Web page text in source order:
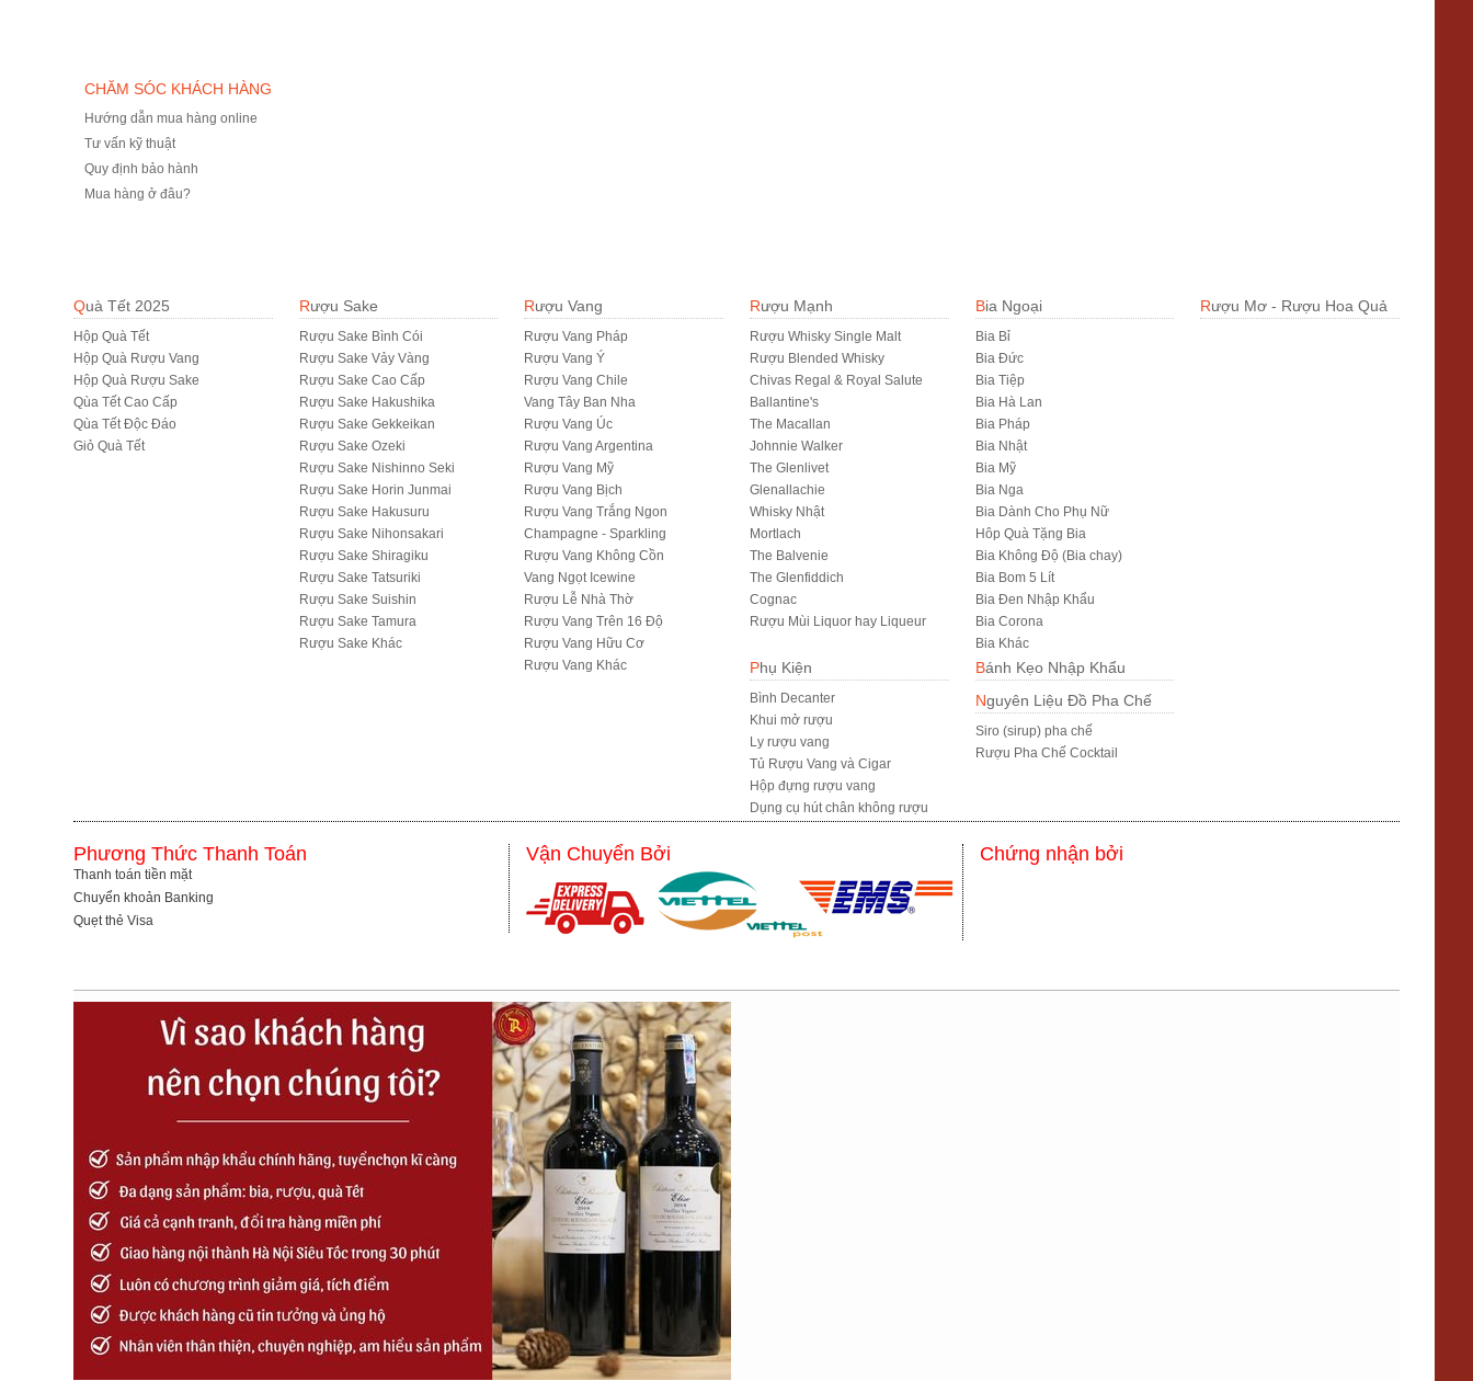
CHĂM SÓC KHÁCH HÀNG
Hướng dẫn mua hàng online
Tư vấn kỹ thuật
Quy định bảo hành
Mua hàng ở đâu?
Quà Tết 2025
Hộp Quà Tết
Hộp Quà Rượu Vang
Hộp Quà Rượu Sake
Qùa Tết Cao Cấp
Qùa Tết Độc Đáo
Giỏ Quà Tết
Rượu Sake
Rượu Sake Bình Cói
Rượu Sake Vảy Vàng
Rượu Sake Cao Cấp
Rượu Sake Hakushika
Rượu Sake Gekkeikan
Rượu Sake Ozeki
Rượu Sake Nishinno Seki
Rượu Sake Horin Junmai
Rượu Sake Hakusuru
Rượu Sake Nihonsakari
Rượu Sake Shiragiku
Rượu Sake Tatsuriki
Rượu Sake Suishin
Rượu Sake Tamura
R­ượu Sake Khác
Rượu Vang
Rượu Vang Pháp
Rượu Vang Ý
Rượu Vang Chile
Vang Tây Ban Nha
Rượu Vang Úc
Rượu Vang Argentina
Rượu Vang Mỹ
Rượu Vang Bịch
Rượu Vang Trắng Ngon
Champagne - Sparkling
Rượu Vang Không Cồn
Vang Ngọt Icewine
Rượu Lễ Nhà Thờ
Rượu Vang Trên 16 Độ
Rượu Vang Hữu Cơ
Rượu Vang Khác
Rượu Mạnh
Rượu Whisky Single Malt
Rượu Blended Whisky
Chivas Regal & Royal Salute
Ballantine's
The Macallan
Johnnie Walker
The Glenlivet
Glenallachie
Whisky Nhật
Mortlach
The Balvenie
The Glenfiddich
Cognac
Rượu Mùi Liquor hay Liqueur
Bia Ngoại
Bia Bỉ
Bia Đức
Bia Tiệp
Bia Hà Lan
Bia Pháp
Bia Nhật
Bia Mỹ
Bia Nga
Bia Dành Cho Phụ Nữ
Hôp Quà Tặng Bia
Bia Không Độ (Bia chay)
Bia Bom 5 Lít
Bia Đen Nhập Khẩu
Bia Corona
Bia Khác
Rượu Mơ - Rượu Hoa Quả
Phụ Kiện
Bình Decanter
Khui mở rượu
Ly rượu vang
Tủ Rượu Vang và Cigar
Hộp đựng rượu vang
Dụng cụ hút chân không rượu
Bánh Kẹo Nhập Khẩu
Nguyên Liệu Đồ Pha Chế
Siro (sirup) pha chế
Rượu Pha Chế Cocktail
Phương Thức Thanh Toán
Thanh toán tiền mặt
Chuyển khoản Banking
Quẹt thẻ Visa
Vận Chuyển Bởi Chứng nhận bởi